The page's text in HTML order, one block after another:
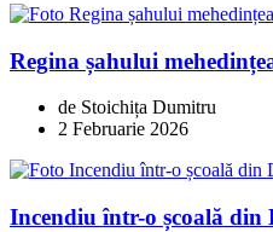
Regina șahului
de Stoichița Dumitru
2 Februarie 2026
Incendiu într-o școală din